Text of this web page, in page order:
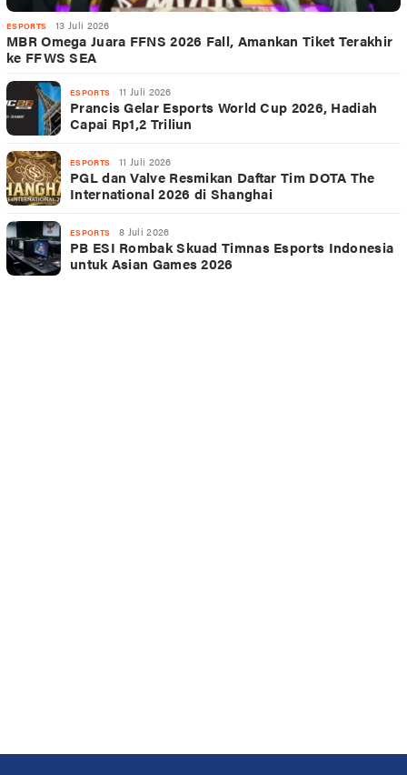
ESPORTS 13 Juli 2026
MBR Omega Juara FFNS 2026 Fall, Amankan Tiket Terakhir
ke FFWS SEA
ESPORTS 11 Juli 2026
Prancis Gelar Esports World Cup 2026, Hadiah
Capai Rp1,2 Triliun
ESPORTS 11 Juli 2026
PGL dan Valve Resmikan Daftar Tim DOTA The
International 2026 di Shanghai
ESPORTS 8 Juli 2026
PB ESI Rombak Skuad Timnas Esports Indonesia
untuk Asian Games 2026